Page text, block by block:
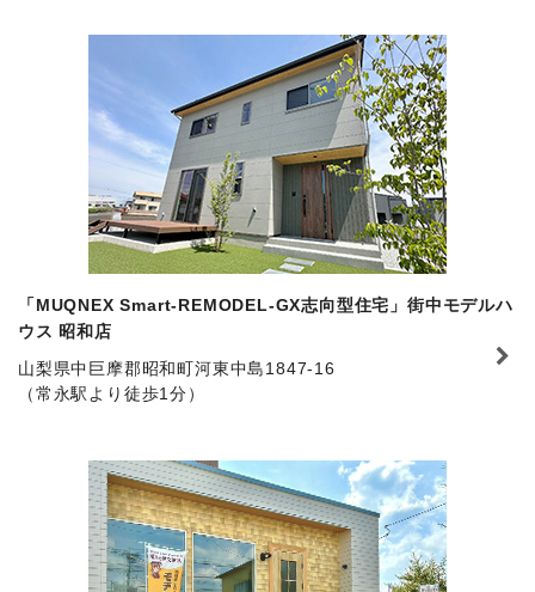
「MUQNEX Smart-REMODEL-GX志向型住宅」街中モデルハ
ウス 昭和店
山梨県中巨摩郡昭和町河東中島1847-16
（常永駅より徒歩1分）